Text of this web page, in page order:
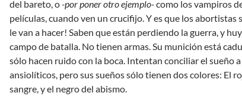
del bareto, o-por poner otro ejemplo-como los vampiros
películas, cuando ven un crucifijo. Y es que los abortistas
le van a hacer! Saben que están perdiendo la guerra, y
campo de batalla. No tienen armas. Su munición está
sólo hacen ruido con la boca. Intentan conciliar el sueño a
ansiolíticos, pero sus sueños sólo tienen dos colores: El
sangre, y el negro del abismo.